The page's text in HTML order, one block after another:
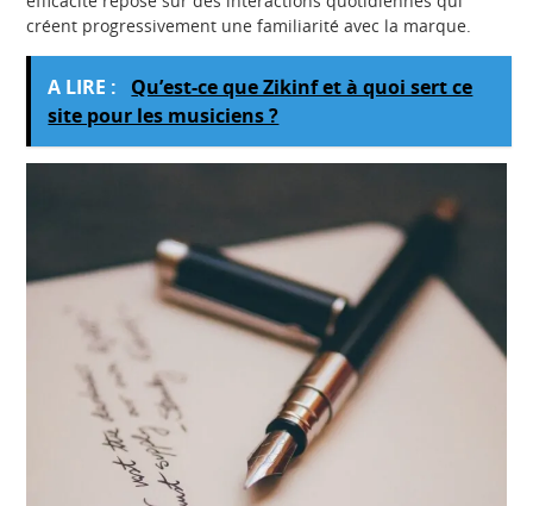
créent progressivement une familiarité avec la marque.
A LIRE :
Qu’est-ce que Zikinf et à quoi sert ce
site pour les musiciens ?